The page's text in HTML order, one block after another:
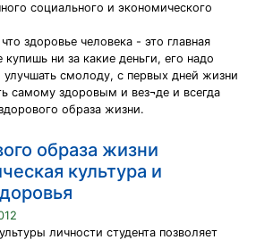
социального и экономического
здоровье человека - это главная
ни за какие деньги, его надо
улучшать смолоду, с первых дней жизни
самому здоровым и вез¬де и всегда
образа жизни.
образа жизни
культура и
личности студента позволяет